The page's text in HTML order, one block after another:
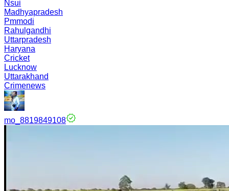
Nsui
Madhyapradesh
Pmmodi
Rahulgandhi
Uttarpradesh
Haryana
Cricket
Lucknow
Uttarakhand
Crimenews
mo_8819849108